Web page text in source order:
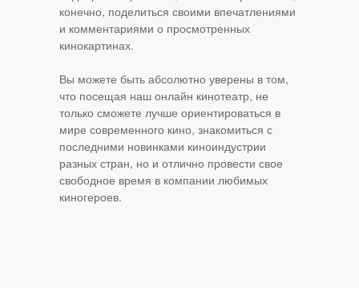
конечно, поделиться своими впечатлениями
и комментариями о просмотренных
кинокартинах.
Вы можете быть абсолютно уверены в том,
что посещая наш онлайн кинотеатр, не
только сможете лучше ориентироваться в
мире современного кино, знакомиться с
последними новинками киноиндустрии
разных стран, но и отлично провести свое
свободное время в компании любимых
киногероев.